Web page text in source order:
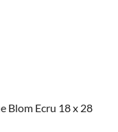
Blom Ecru 18 x 28